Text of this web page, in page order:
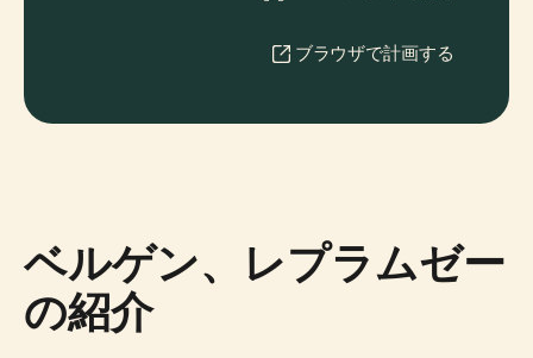
ブラウザで計画する
ベルゲン、レプラムゼー
の紹介